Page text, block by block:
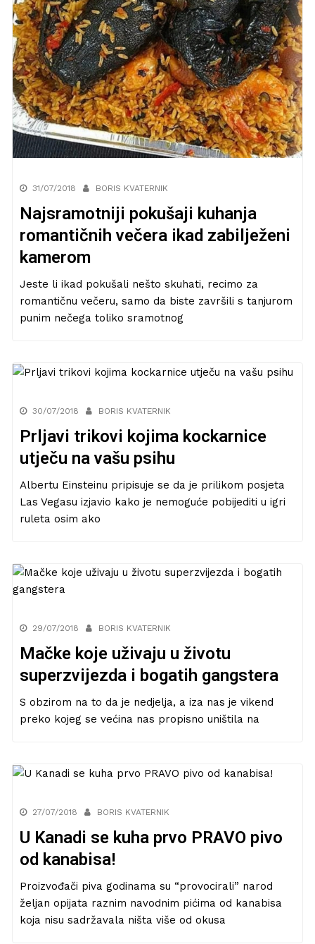
31/07/2018 BORIS KVATERNIK
Najsramotniji pokušaji kuhanja
romantičnih večera ikad zabilježeni
kamerom
Jeste li ikad pokušali nešto skuhati, recimo za
romantičnu večeru, samo da biste završili s tanjurom
punim nečega toliko sramotnog
30/07/2018 BORIS KVATERNIK
Prljavi trikovi kojima kockarnice
utječu na vašu psihu
Albertu Einsteinu pripisuje se da je prilikom posjeta
Las Vegasu izjavio kako je nemoguće pobijediti u igri
ruleta osim ako
29/07/2018 BORIS KVATERNIK
Mačke koje uživaju u životu
superzvijezda i bogatih gangstera
S obzirom na to da je nedjelja, a iza nas je vikend
preko kojeg se većina nas propisno uništila na
27/07/2018 BORIS KVATERNIK
U Kanadi se kuha prvo PRAVO pivo
od kanabisa!
Proizvođači piva godinama su “provocirali” narod
željan opijata raznim navodnim pićima od kanabisa
koja nisu sadržavala ništa više od okusa